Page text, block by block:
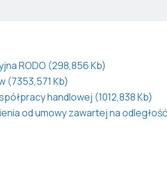
RODO (298,856 Kb)
(7353,571 Kb)
handlowej (1012,838 Kb)
od umowy zawartej na